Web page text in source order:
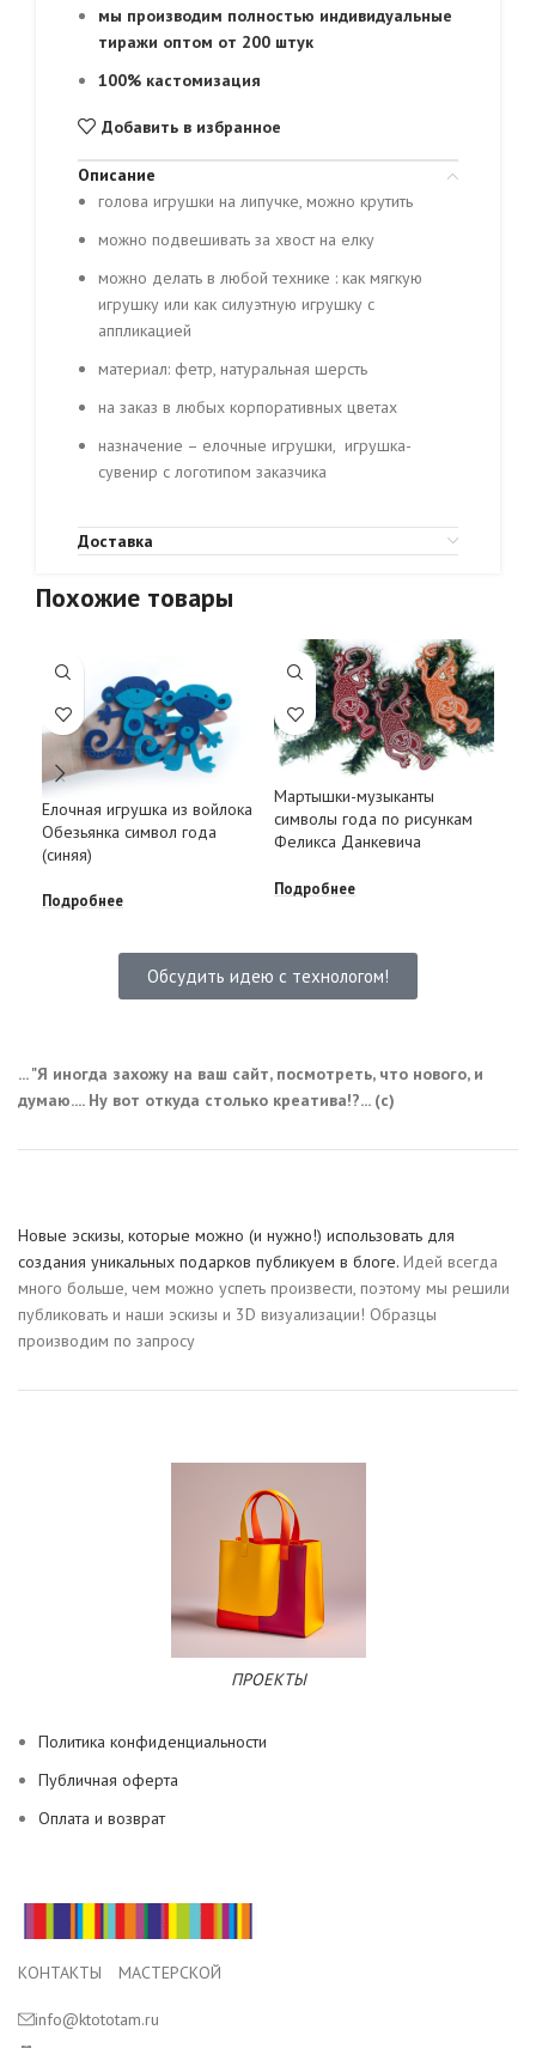
мы производим полностью индивидуальные
тиражи оптом от 200 штук
100% кастомизация
Добавить в избранное
Описание
голова игрушки на липучке, можно крутить
можно подвешивать за хвост на елку
можно делать в любой технике : как мягкую
игрушку или как силуэтную игрушку с
аппликацией
материал: фетр, натуральная шерсть
на заказ в любых корпоративных цветах
назначение – елочные игрушки, игрушка-
сувенир с логотипом заказчика
Доставка
Похожие товары
Елочная игрушка из войлока
Обезьянка символ года
(синяя)
Подробнее
Мартышки-музыканты
символы года по рисункам
Феликса Данкевича
Подробнее
Обсудить идею с технологом!
... "Я иногда захожу на ваш сайт, посмотреть, что нового, и
думаю.... Ну вот откуда столько креатива!?... (с)
Новые эскизы, которые можно (и нужно!) использовать для
создания уникальных подарков публикуем в блоге. Идей всегда
много больше, чем можно успеть произвести, поэтому мы решили
публиковать и наши эскизы и 3D визуализации! Образцы
производим по запросу
ПРОЕКТЫ
Политика конфиденциальности
Публичная оферта
Оплата и возврат
КОНТАКТЫ МАСТЕРСКОЙ
info@ktototam.ru